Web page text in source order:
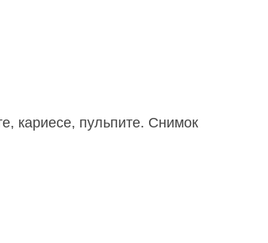
кариесе, пульпите. Снимок